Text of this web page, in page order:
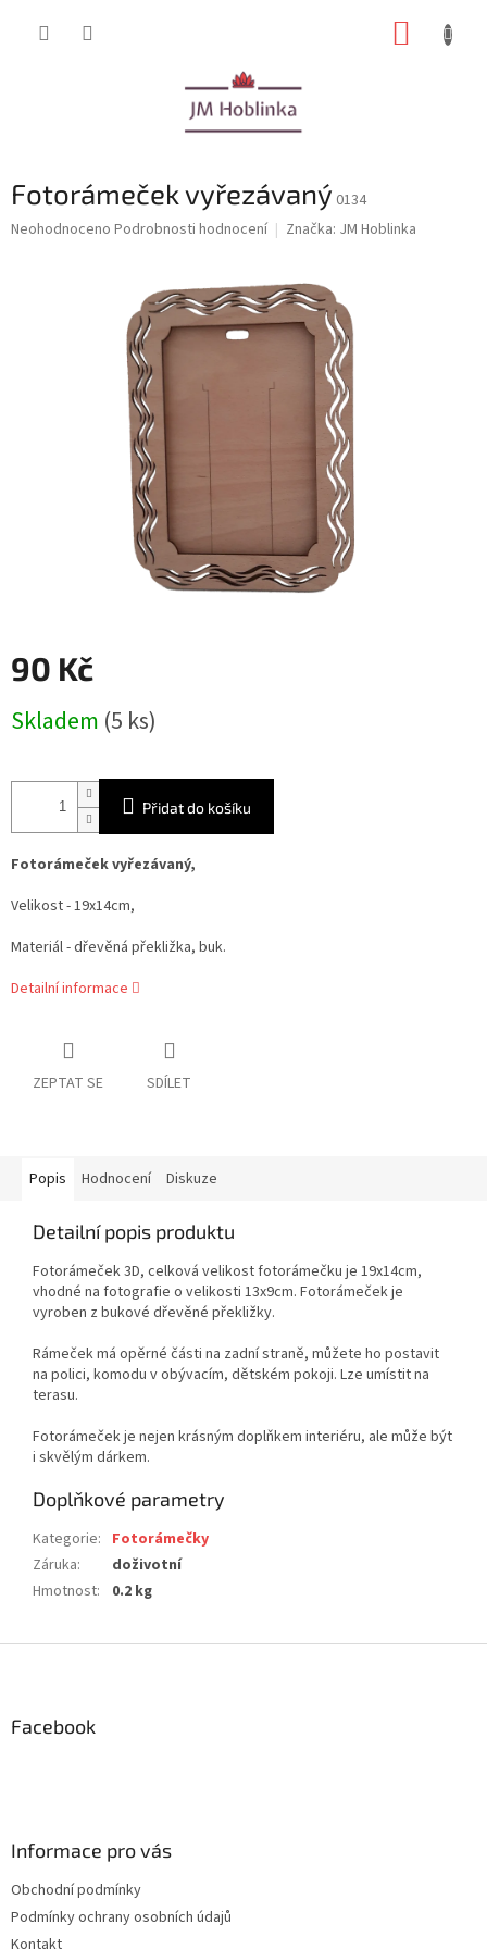
Fotorámeček vyřezávaný 0134
Průměrné
Neohodnoceno Podrobnosti hodnocení Značka: JM Hoblinka
90 Kč
cena:
Skladem (5 ks)
Přidat do košíku
Fotorámeček vyřezávaný,
Velikost - 19x14cm,
Materiál - dřevěná překližka, buk.
Detailní informace
ZEPTAT SE SDÍLET
Popis Hodnocení Diskuze
Detailní popis produktu
Fotorámeček 3D, celková velikost fotorámečku je 19x14cm,
vhodné na fotografie o velikosti 13x9cm. Fotorámeček je
vyroben z bukové dřevěné překližky.
Rámeček má opěrné části na zadní straně, můžete ho postavit
na polici, komodu v obývacím, dětském pokoji. Lze umístit na
terasu.
Fotorámeček je nejen krásným doplňkem interiéru, ale může být
i skvělým dárkem.
Doplňkové parametry
Kategorie: Fotorámečky
Záruka:
doživotní
Hmotnost: 0.2 kg
Facebook
Informace pro vás
Obchodní podmínky
Podmínky ochrany osobních údajů